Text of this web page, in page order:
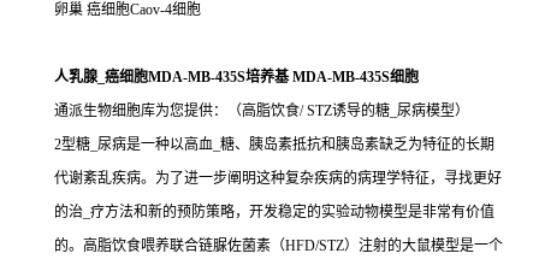
卵巢 癌细胞Caov-4细胞
人乳腺_癌细胞MDA-MB-435S培养基 MDA-MB-435S细胞
通派生物细胞库为您提供：（高脂饮食/ STZ诱导的糖_尿病模型）
2型糖_尿病是一种以高血_糖、胰岛素抵抗和胰岛素缺乏为特征的长期
代谢紊乱疾病。为了进一步阐明这种复杂疾病的病理学特征，寻找更好
的治_疗方法和新的预防策略，开发稳定的实验动物模型是非常有价值
的。高脂饮食喂养联合链脲佐菌素（HFD/STZ）注射的大鼠模型是一个